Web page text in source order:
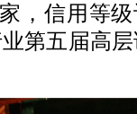
，信用等
第五届高